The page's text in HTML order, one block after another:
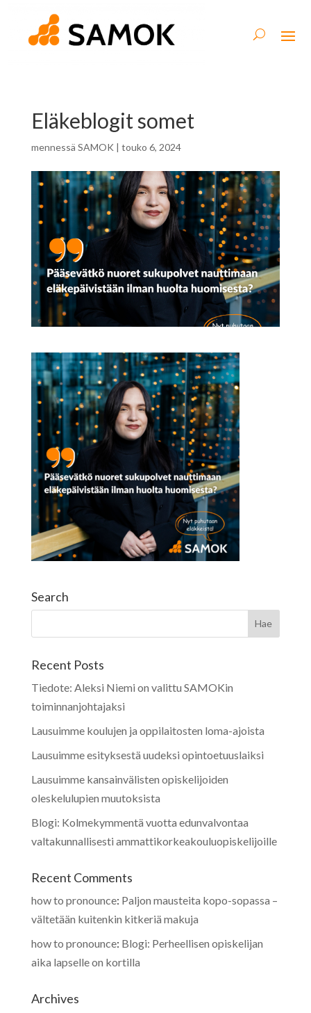
Eläkeblogit somet
mennessä SAMOK | touko 6, 2024
Search
Recent Posts
Tiedote: Aleksi Niemi on valittu SAMOKin
toiminnanjohtajaksi
Lausuimme koulujen ja oppilaitosten loma-ajoista
Lausuimme esityksestä uudeksi opintoetuuslaiksi
Lausuimme kansainvälisten opiskelijoiden
oleskelulupien muutoksista
Blogi: Kolmekymmentä vuotta edunvalvontaa
valtakunnallisesti ammattikorkeakouluopiskelijoille
Recent Comments
how to pronounce: Paljon mausteita kopo-sopassa –
vältetään kuitenkin kitkeriä makuja
how to pronounce: Blogi: Perheellisen opiskelijan
aika lapselle on kortilla
Archives